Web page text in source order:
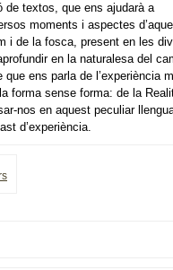
de textos, que ens ajudarà a
moments i aspectes
i de la fosca, present en les
en la naturalesa del
ens parla de l’experiència
forma sense forma: de la
nos en aquest peculiar
d’experiència.